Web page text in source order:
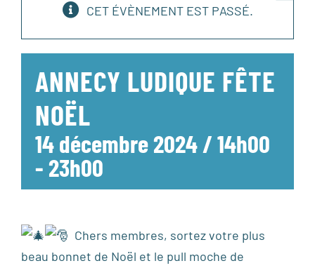
CET ÉVÈNEMENT EST PASSÉ.
ANNECY LUDIQUE FÊTE
NOËL
14 décembre 2024 / 14h00
-23h00
Chers membres, sortez votre plus
beau bonnet de Noël et le pull moche de